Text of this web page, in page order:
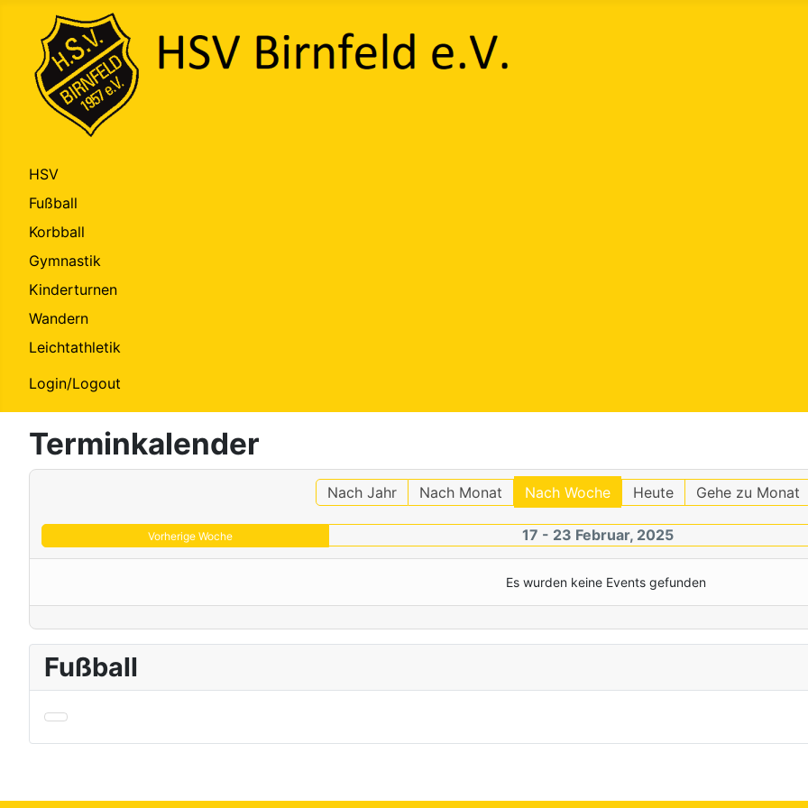
HSV
Fußball
Korbball
Gymnastik
Kinderturnen
Wandern
Leichtathletik
Login/Logout
Terminkalender
Nach Jahr Nach Monat Nach Woche Heute Gehe zu Monat
Vorherige Woche 17 - 23 Februar, 2025
Es wurden keine Events gefunden
Fußball